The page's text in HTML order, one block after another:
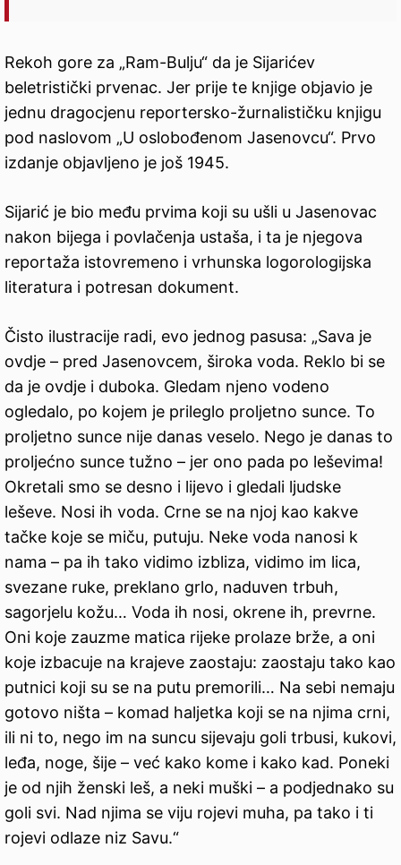
Rekoh gore za „Ram-Bulju“ da je Sijarićev
beletristički prvenac. Jer prije te knjige objavio je
jednu dragocjenu reportersko-žurnalističku knjigu
pod naslovom „U oslobođenom Jasenovcu“. Prvo
izdanje objavljeno je još 1945.
Sijarić je bio među prvima koji su ušli u Jasenovac
nakon bijega i povlačenja ustaša, i ta je njegova
reportaža istovremeno i vrhunska logorologijska
literatura i potresan dokument.
Čisto ilustracije radi, evo jednog pasusa: „Sava je
ovd‌je – pred Jasenovcem, široka voda. Reklo bi se
da je ovd‌je i duboka. Gledam njeno vodeno
ogledalo, po kojem je prileglo proljetno sunce. To
proljetno sunce nije danas veselo. Nego je danas to
proljećno sunce tužno – jer ono pada po leševima!
Okretali smo se desno i lijevo i gledali ljudske
leševe. Nosi ih voda. Crne se na njoj kao kakve
tačke koje se miču, putuju. Neke voda nanosi k
nama – pa ih tako vidimo izbliza, vidimo im lica,
svezane ruke, preklano grlo, naduven trbuh,
sagorjelu kožu… Voda ih nosi, okrene ih, prevrne.
Oni koje zauzme matica rijeke prolaze brže, a oni
koje izbacuje na krajeve zaostaju: zaostaju tako kao
putnici koji su se na putu premorili… Na sebi nemaju
gotovo ništa – komad haljetka koji se na njima crni,
ili ni to, nego im na suncu sijevaju goli trbusi, kukovi,
leđa, noge, šije – već kako kome i kako kad. Poneki
je od njih ženski leš, a neki muški – a podjednako su
goli svi. Nad njima se viju rojevi muha, pa tako i ti
rojevi odlaze niz Savu.“